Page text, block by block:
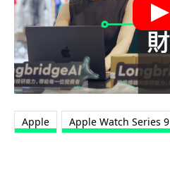
Apple Apple Watch Series 9